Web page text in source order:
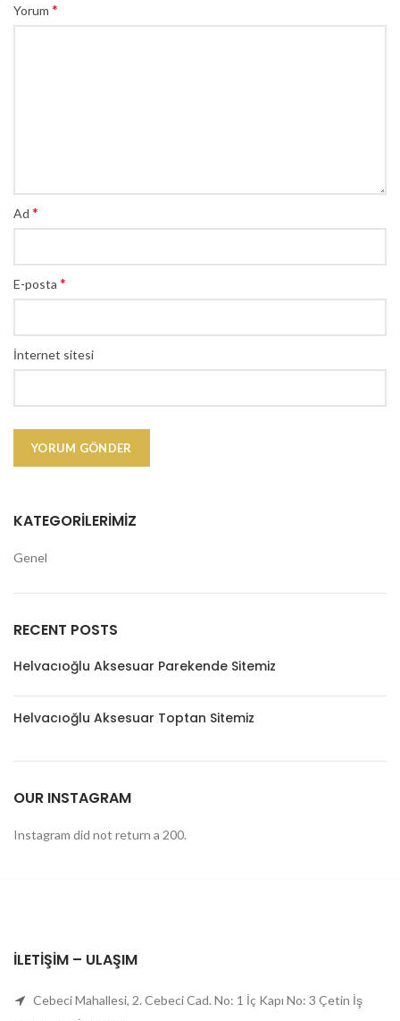
Yorum *
Ad *
E-posta *
İnternet sitesi
KATEGORILERIMIZ
Genel
RECENT POSTS
Helvacıoğlu Aksesuar Parekende Sitemiz
Helvacıoğlu Aksesuar Toptan Sitemiz
OUR INSTAGRAM
Instagram did not return a 200.
İLETIŞIM – ULAŞIM
Cebeci Mahallesi, 2. Cebeci Cad. No: 1 İç Kapı No: 3 Çetin İş